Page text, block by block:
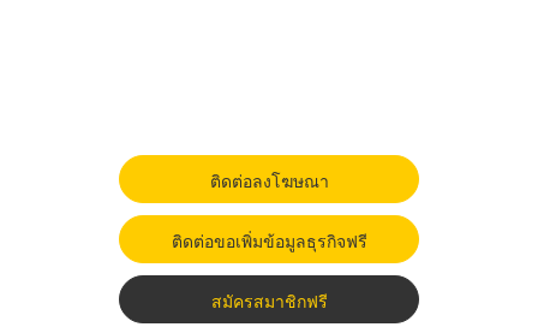
ติดต่อลงโฆษณา
ติดต่อขอเพิ่มข้อมูลธุรกิจฟรี
สมัครสมาชิกฟรี